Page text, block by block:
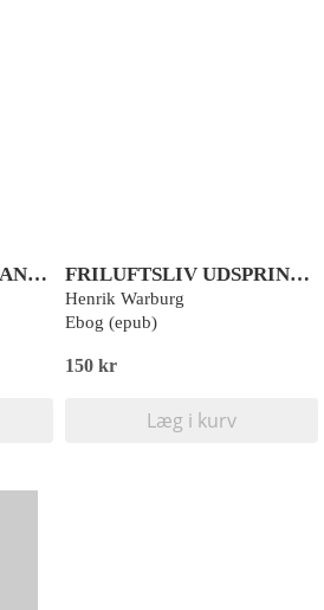
FRILUFTSLIV – EN DANNELSESREJSE FRILUFTSLIV UDSPRINGER AF SAMISK URFOLKSKUNDSKAB
Henrik Warburg
Ebog (epub)
150 kr
Læg i kurv